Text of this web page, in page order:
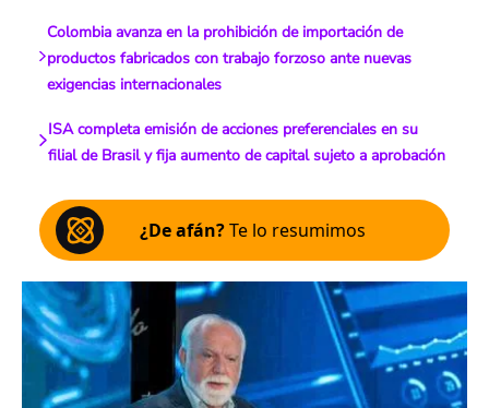
Colombia avanza en la prohibición de importación de
productos fabricados con trabajo forzoso ante nuevas
exigencias internacionales
ISA completa emisión de acciones preferenciales en su
filial de Brasil y fija aumento de capital sujeto a aprobación
¿De afán?Te lo resumimos